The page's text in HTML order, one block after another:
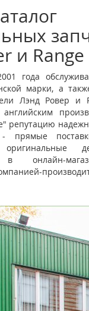
и
года
марки, а
Лэнд Ровер и
репутацию
- прямые
в онлайн-